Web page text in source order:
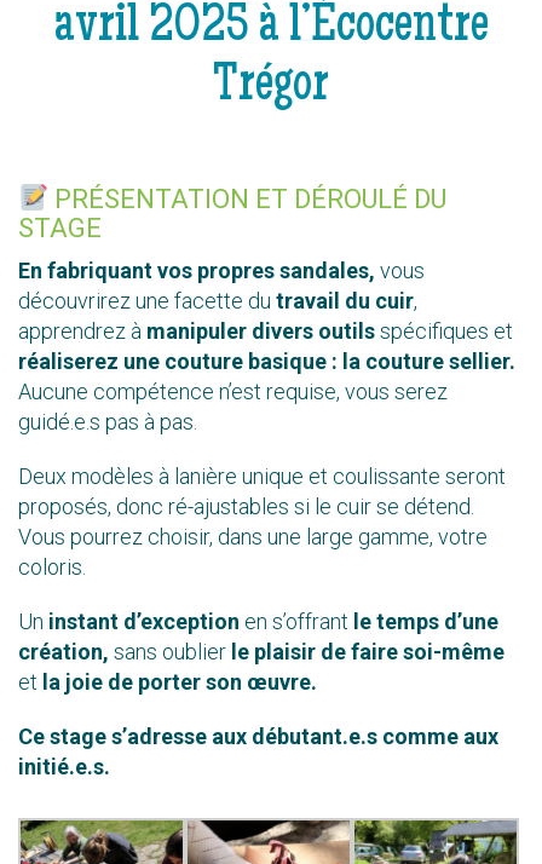
avril 2025 à l’Écocentre
Trégor
PRÉSENTATION ET DÉROULÉ DU
STAGE
En fabriquant vos propres sandales, vous
découvrirez une facette du travail du cuir,
apprendrez à manipuler divers outilsspécifiques et
réaliserez une couture basique : la couture sellier.
Aucune compétence n’est requise, vous serez
guidé.e.s pas à pas.
Deux modèles à lanière unique et coulissante seront
proposés, donc ré-ajustables si le cuir se détend.
Vous pourrez choisir, dans une large gamme, votre
coloris.
Un instant d’exception en s’offrant le temps d’une
création, sans oublier le plaisir de faire soi-même
et la joie de porter son œuvre.
Ce stage s’adresse aux débutant.e.s comme aux
initié.e.s.